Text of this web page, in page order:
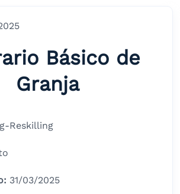
Básico de
Granja
Reskilling
31/03/2025